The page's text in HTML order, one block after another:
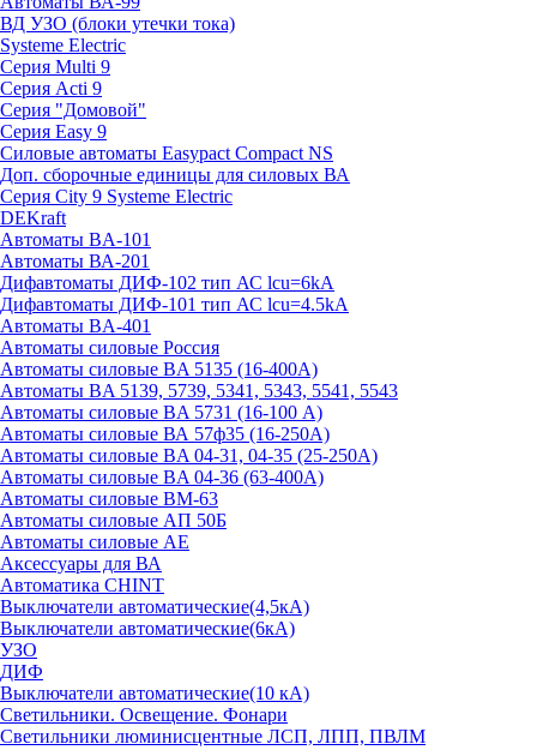
ВД УЗО (блоки утечки тока)
Systeme Electric
Серия Multi 9
Серия Acti 9
Серия "Домовой"
Серия Easy 9
Силовые автоматы Easypact Compact NS
Доп. сборочные единицы для силовых ВА
Серия City 9 Systeme Electric
DEKraft
Автоматы BA-101
Автоматы ВА-201
Дифавтоматы ДИФ-102 тип АС lcu=6kA
Дифавтоматы ДИФ-101 тип АС lcu=4.5kA
Автоматы BA-401
Автоматы силовые Россия
Автоматы силовые BA 5135 (16-400А)
Автоматы BA 5139, 5739, 5341, 5343, 5541, 5543
Автоматы силовые BA 5731 (16-100 А)
Автоматы силовые ВА 57ф35 (16-250А)
Автоматы силовые BA 04-31, 04-35 (25-250А)
Автоматы силовые BA 04-36 (63-400А)
Автоматы силовые ВМ-63
Автоматы силовые АП 50Б
Автоматы силовые АЕ
Аксессуары для ВА
Автоматика CHINT
Выключатели автоматические(4,5кА)
Выключатели автоматические(6кА)
УЗО
ДИФ
Выключатели автоматические(10 кА)
Светильники. Освещение. Фонари
Светильники люминисцентные ЛСП, ЛПП, ПВЛМ